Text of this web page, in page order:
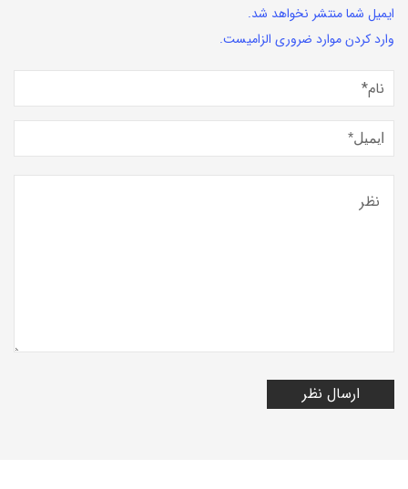
ایمیل شما منتشر نخواهد شد.
وارد کردن موارد ضروری الزامیست.